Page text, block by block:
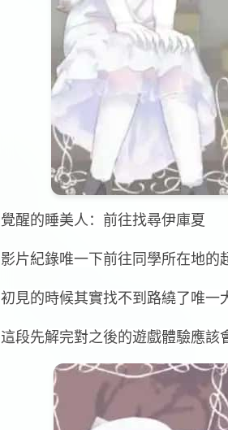
覺醒的睡美人：前往找尋伊庫夏
影片紀錄唯一下前往同學所在地的
初見的時候其實找不到路繞了唯一
這段先解完對之後的遊戲體驗應該